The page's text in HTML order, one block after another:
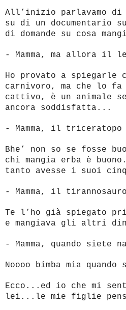
All’inizio parlavamo di
su di un documentario
di domande su cosa
- Mamma, ma allora il
Ho provato a spiegarle
carnivoro, ma che lo fa
cattivo, è un animale
ancora soddisfatta...
- Mamma, il triceratopo
Bhe’ non so se fosse
chi mangia erba è
tanto avesse i suoi
- Mamma, il
Te l’ho già spiegato
e mangiava gli altri
- Mamma, quando
Noooo bimba mia
Ecco...ed io che mi
lei...le mie figlie